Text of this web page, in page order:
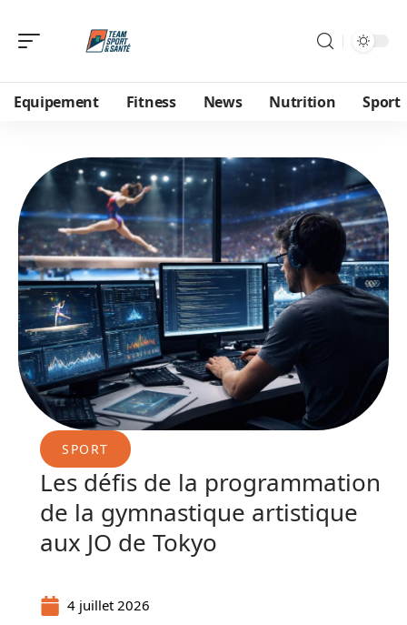
Equipement Fitness News Nutrition Sport
SPORT
Les défis de la programmation
de la gymnastique artistique
aux JO de Tokyo
4 juillet 2026